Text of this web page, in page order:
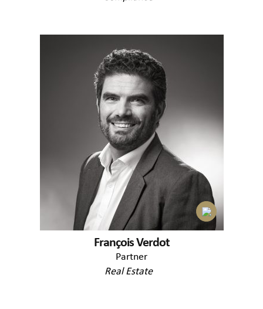
François Verdot
Partner
Real Estate